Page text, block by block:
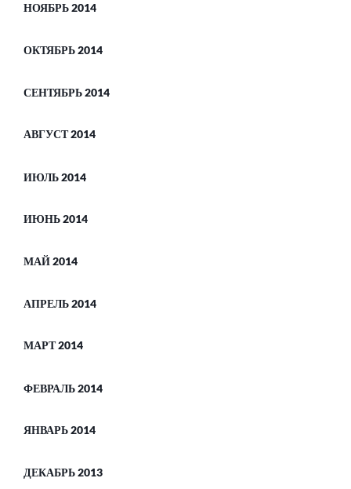
НОЯБРЬ 2014
ОКТЯБРЬ 2014
СЕНТЯБРЬ 2014
АВГУСТ 2014
ИЮЛЬ 2014
ИЮНЬ 2014
МАЙ 2014
АПРЕЛЬ 2014
МАРТ 2014
ФЕВРАЛЬ 2014
ЯНВАРЬ 2014
ДЕКАБРЬ 2013